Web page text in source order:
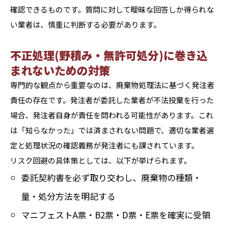
確認できるものです。質問に対して曖昧な回答しか得られな
い業者は、慎重に判断する必要があります。
不正処理(野積み・無許可処分)に巻き込
まれないための対策
専門的な観点から重要なのは、廃棄物処理法に基づく発注者
責任の存在です。発注者が委託した業者が不法投棄を行った
場合、発注者自身が責任を問われる可能性があります。これ
は「知らなかった」では済まされない問題で、適切な業者選
定と処理状況の確認義務が発注者にも課されています。
リスク回避の具体策としては、以下が挙げられます。
委託契約書を必ず取り交わし、廃棄物の種類・
量・処分方法を明記する
マニフェストA票・B2票・D票・E票を確実に受領